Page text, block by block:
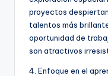
proyectos
talentos más
oportunidad de
son atractivos
4. Enfoque en el